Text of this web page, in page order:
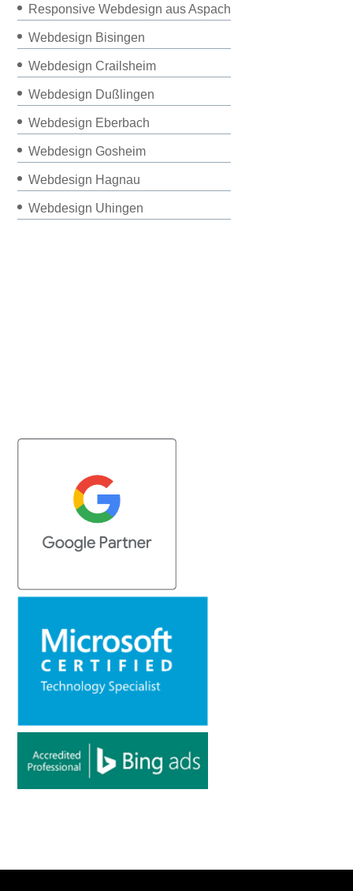
Responsive Webdesign aus Aspach
Webdesign Bisingen
Webdesign Crailsheim
Webdesign Dußlingen
Webdesign Eberbach
Webdesign Gosheim
Webdesign Hagnau
Webdesign Uhingen